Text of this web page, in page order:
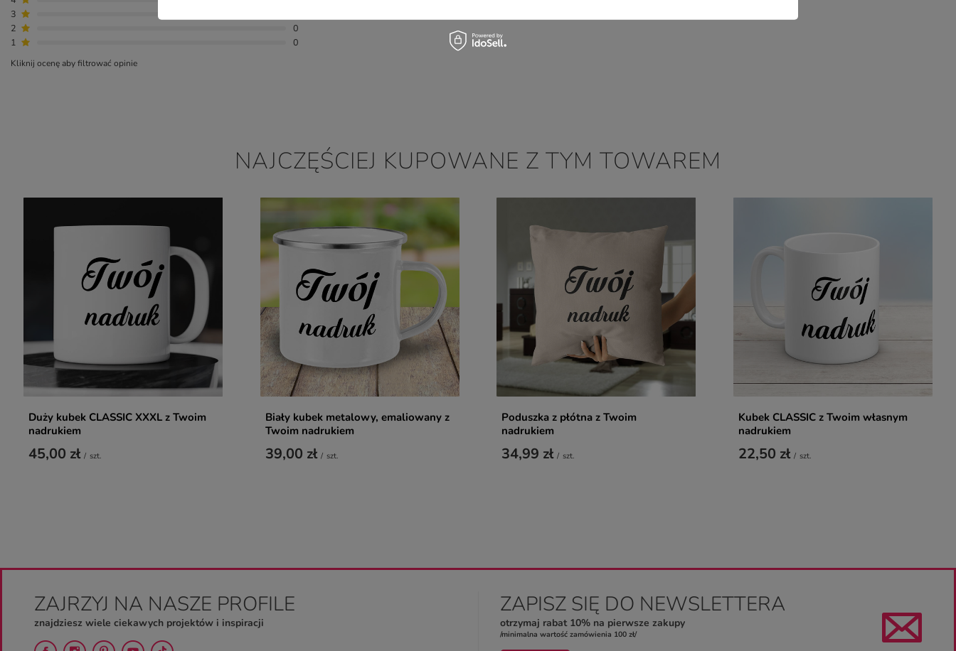
3
2
0
1
0
Kliknij ocenę aby filtrować opinie
NAJCZĘŚCIEJ KUPOWANE Z TYM TOWAREM
Duży kubek CLASSIC XXXL z Twoim
nadrukiem
45,00 zł / szt.
Biały kubek metalowy, emaliowany z
Twoim nadrukiem
39,00 zł / szt.
Poduszka z płótna z Twoim
nadrukiem
34,99 zł / szt.
Kubek CLASSIC z Twoim własnym
nadrukiem
22,50 zł / szt.
ZAJRZYJ NA NASZE PROFILE
znajdziesz wiele ciekawych projektów i inspiracji
ZAPISZ SIĘ DO NEWSLETTERA
otrzymaj rabat 10% na pierwsze zakupy
/minimalna wartość zamówienia 100 zł/